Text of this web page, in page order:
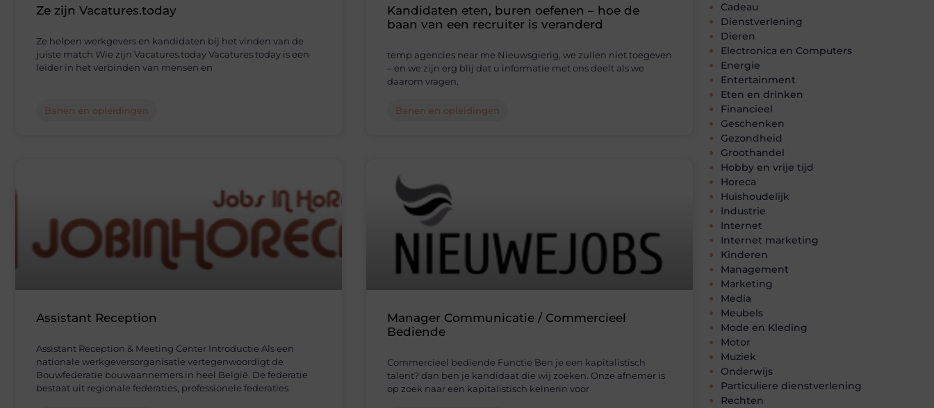
Cadeau
Dienstverlening
Dieren
Electronica en Computers
Energie
Entertainment
Eten en drinken
Financieel
Geschenken
Gezondheid
Groothandel
Hobby en vrije tijd
Horeca
Huishoudelijk
Industrie
Internet
Internet marketing
Kinderen
Management
Marketing
Media
Meubels
Mode en Kleding
Motor
Muziek
Onderwijs
Particuliere dienstverlening
Rechten
Ze zijn Vacatures.today
Ze helpen werkgevers en kandidaten bij het vinden van de
juiste match Wie zijn Vacatures.today Vacatures.today is een
leider in het verbinden van mensen en
Banen en opleidingen
Kandidaten eten, buren oefenen – hoe de
baan van een recruiter is veranderd
temp agencies near me Nieuwsgierig, we zullen niet toegeven
– en we zijn erg blij dat u informatie met ons deelt als we
daarom vragen.
Banen en opleidingen
Assistant Reception
Assistant Reception & Meeting Center Introductie Als een
nationale werkgeversorganisatie vertegenwoordigt de
Bouwfederatie bouwaannemers in heel België. De federatie
bestaat uit regionale federaties, professionele federaties
Manager Communicatie / Commercieel
Bediende
Commercieel bediende Functie Ben je een kapitalistisch
talent? dan ben je kandidaat die wij zoeken. Onze afnemer is
op zoek naar een kapitalistisch kelnerin voor